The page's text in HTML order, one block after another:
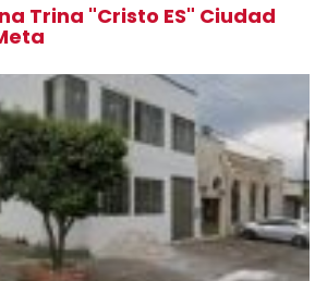
Trina "Cristo ES" Ciudad